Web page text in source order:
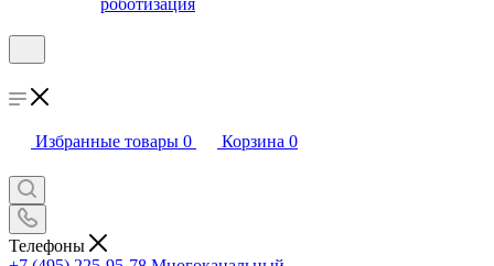
роботизация
Избранные товары 0 Корзина 0
Телефоны